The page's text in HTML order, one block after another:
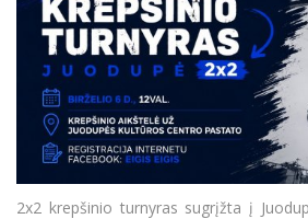
2x2 krepšinio turnyras sugrįžta į